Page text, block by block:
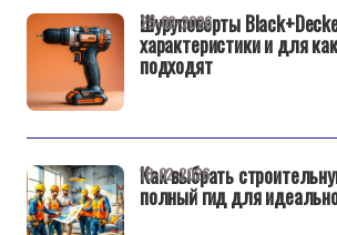
Шуруповерты
характеристики и для
подходят
25-02-2026
Как выбрать
полный гид для
18-02-2026